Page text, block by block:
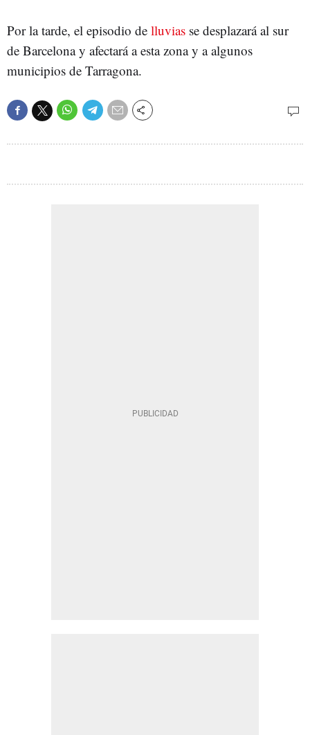
Por la tarde, el episodio de lluvias se desplazará al sur
de Barcelona y afectará a esta zona y a algunos
municipios de Tarragona.